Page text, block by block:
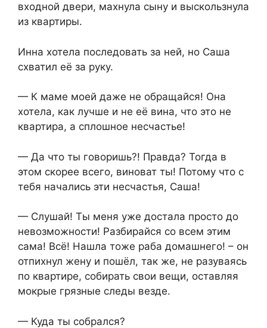
входной двери, махнула сыну и выскользнула
из квартиры.
Инна хотела последовать за ней, но Саша
схватил её за руку.
— К маме моей даже не обращайся! Она
хотела, как лучше и не её вина, что это не
квартира, а сплошное несчастье!
— Да что ты говоришь?! Правда? Тогда в
этом скорее всего, виноват ты! Потому что с
тебя начались эти несчастья, Саша!
— Слушай! Ты меня уже достала просто до
невозможности! Разбирайся со всем этим
сама! Всё! Нашла тоже раба домашнего! – он
отпихнул жену и пошёл, так же, не разуваясь
по квартире, собирать свои вещи, оставляя
мокрые грязные следы везде.
— Куда ты собрался?